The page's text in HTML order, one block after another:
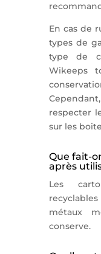
En cas de
types de
type de
Wikeeps
respecter
sur les
Que fait-
après
Les
métaux
conserve.